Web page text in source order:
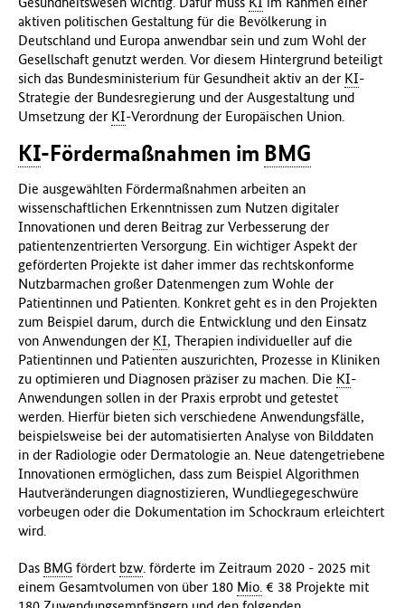
aktiven politischen Gestaltung für die Bevölkerung in
Deutschland und Europa anwendbar sein und zum Wohl der
Gesellschaft genutzt werden. Vor diesem Hintergrund beteiligt
sich das Bundesministerium für Gesundheit aktiv an der KI-
Strategie der Bundesregierung und der Ausgestaltung und
Umsetzung der KI-Verordnung der Europäischen Union.
KI-Fördermaßnahmen im BMG
Die ausgewählten Fördermaßnahmen arbeiten an
wissenschaftlichen Erkenntnissen zum Nutzen digitaler
Innovationen und deren Beitrag zur Verbesserung der
patientenzentrierten Versorgung. Ein wichtiger Aspekt der
geförderten Projekte ist daher immer das rechtskonforme
Nutzbarmachen großer Datenmengen zum Wohle der
Patientinnen und Patienten. Konkret geht es in den Projekten
zum Beispiel darum, durch die Entwicklung und den Einsatz
von Anwendungen der KI, Therapien individueller auf die
Patientinnen und Patienten auszurichten, Prozesse in Kliniken
zu optimieren und Diagnosen präziser zu machen. Die KI-
Anwendungen sollen in der Praxis erprobt und getestet
werden. Hierfür bieten sich verschiedene Anwendungsfälle,
beispielsweise bei der automatisierten Analyse von Bilddaten
in der Radiologie oder Dermatologie an. Neue datengetriebene
Innovationen ermöglichen, dass zum Beispiel Algorithmen
Hautveränderungen diagnostizieren, Wundliegegeschwüre
vorbeugen oder die Dokumentation im Schockraum erleichtert
wird.
Das BMG fördert bzw . förderte im Zeitraum 2020 - 2025 mit
einem Gesamtvolumen von über 180 Mio. € 38 Projekte mit